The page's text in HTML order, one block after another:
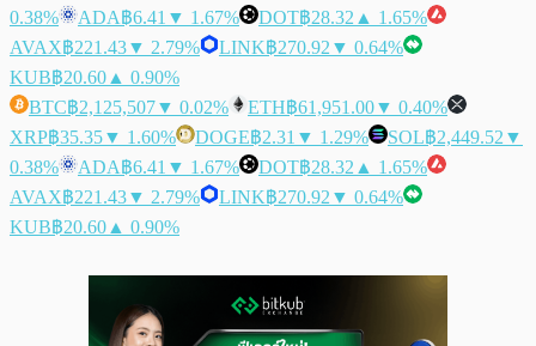
0.38%
ADA฿6.41 ▼ 1.67% DOT฿28.32 ▲ 1.65%
AVAX฿221.43▼ 2.79% LINK฿270.92 ▼ 0.64%
KUB฿20.60 ▲ 0.90%
BTC฿2,125,507▼ 0.02% ETH฿61,951.00▼ 0.40%
XRP฿35.35▼ 1.60% DOGE฿2.31 ▼ 1.29% SOL฿2,449.52 ▼
0.38%
ADA฿6.41 ▼ 1.67% DOT฿28.32 ▲ 1.65%
AVAX฿221.43▼ 2.79% LINK฿270.92 ▼ 0.64%
KUB฿20.60 ▲ 0.90%